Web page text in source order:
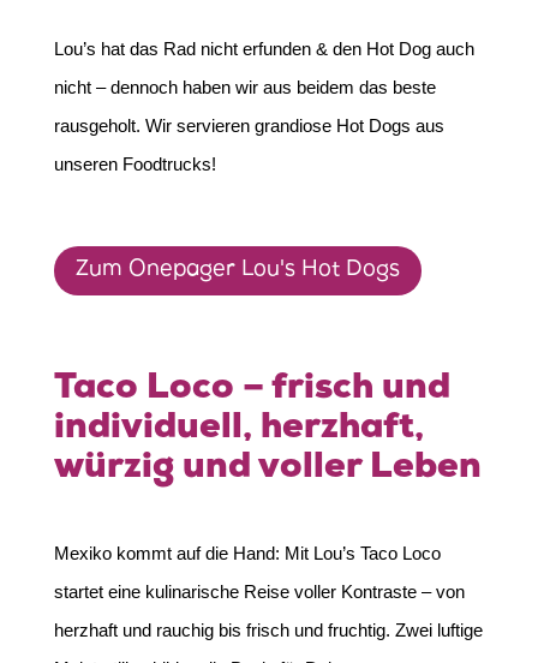
Lou’s hat das Rad nicht erfunden & den Hot Dog auch
nicht – dennoch haben wir aus beidem das beste
rausgeholt. Wir servieren grandiose Hot Dogs aus
unseren Foodtrucks!
Zum Onepager Lou's Hot Dogs
Taco Loco – frisch und
individuell, herzhaft,
würzig und voller Leben
Mexiko kommt auf die Hand: Mit Lou’s Taco Loco
startet eine kulinarische Reise voller Kontraste – von
herzhaft und rauchig bis frisch und fruchtig. Zwei luftige